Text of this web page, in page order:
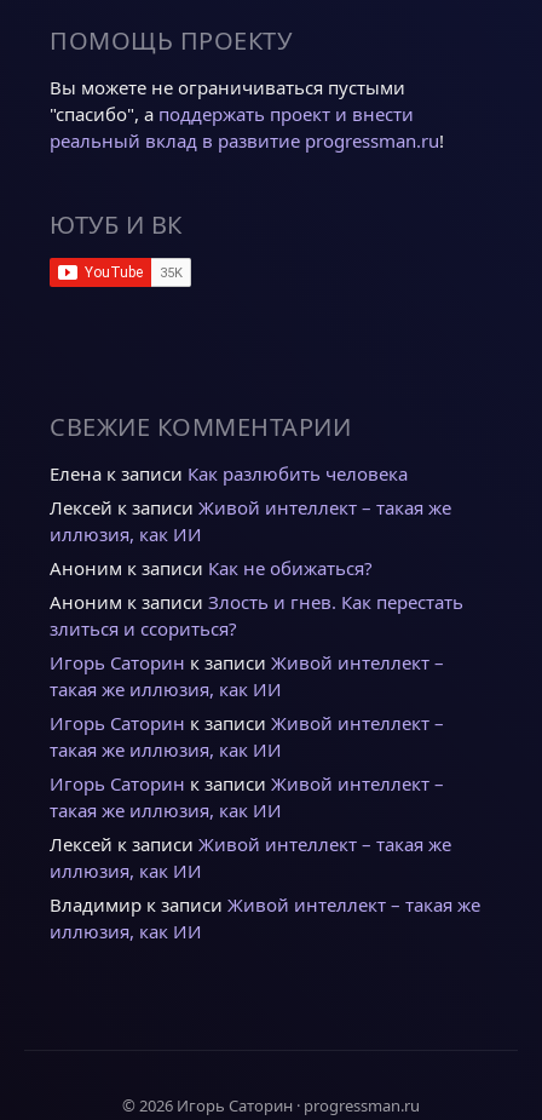
ПОМОЩЬ ПРОЕКТУ
Вы можете не ограничиваться пустыми
"спасибо", а поддержать проект и внести
реальный вклад в развитие progressman.ru!
ЮТУБ И ВК
СВЕЖИЕ КОММЕНТАРИИ
Елена к записи Как разлюбить человека
Лексей к записи Живой интеллект – такая же
иллюзия, как ИИ
Аноним к записи Как не обижаться?
Аноним к записи Злость и гнев. Как перестать
злиться и ссориться?
Игорь Саторин к записи Живой интеллект –
такая же иллюзия, как ИИ
Игорь Саторин к записи Живой интеллект –
такая же иллюзия, как ИИ
Игорь Саторин к записи Живой интеллект –
такая же иллюзия, как ИИ
Лексей к записи Живой интеллект – такая же
иллюзия, как ИИ
Владимир к записи Живой интеллект – такая же
иллюзия, как ИИ
© 2026 Игорь Саторин · progressman.ru